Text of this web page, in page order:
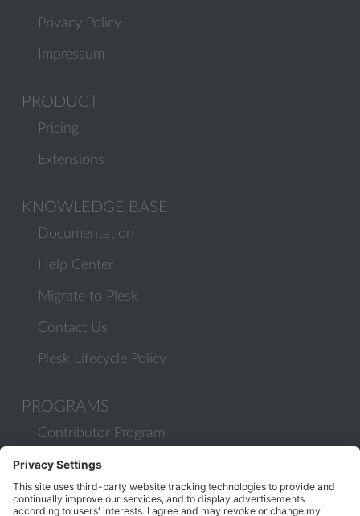
Privacy Policy
Impressum
PRODUCT
Pricing
Extensions
KNOWLEDGE BASE
Documentation
Help Center
Migrate to Plesk
Contact Us
Plesk Lifecycle Policy
PROGRAMS
Contributor Program
Partner Program
COMMUNITY